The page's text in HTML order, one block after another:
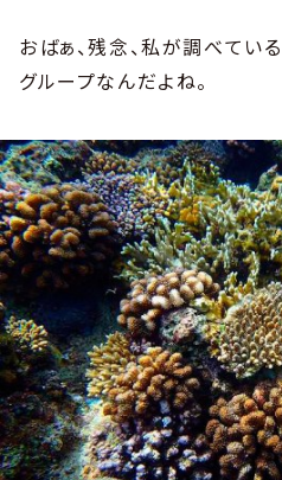
おばぁ、残念、私が調べてい
グループなんだよね。